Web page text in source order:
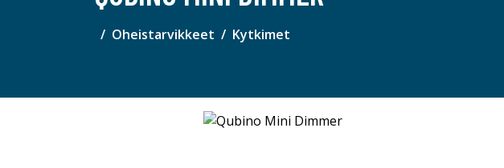
Oheistarvikkeet Kytkimet